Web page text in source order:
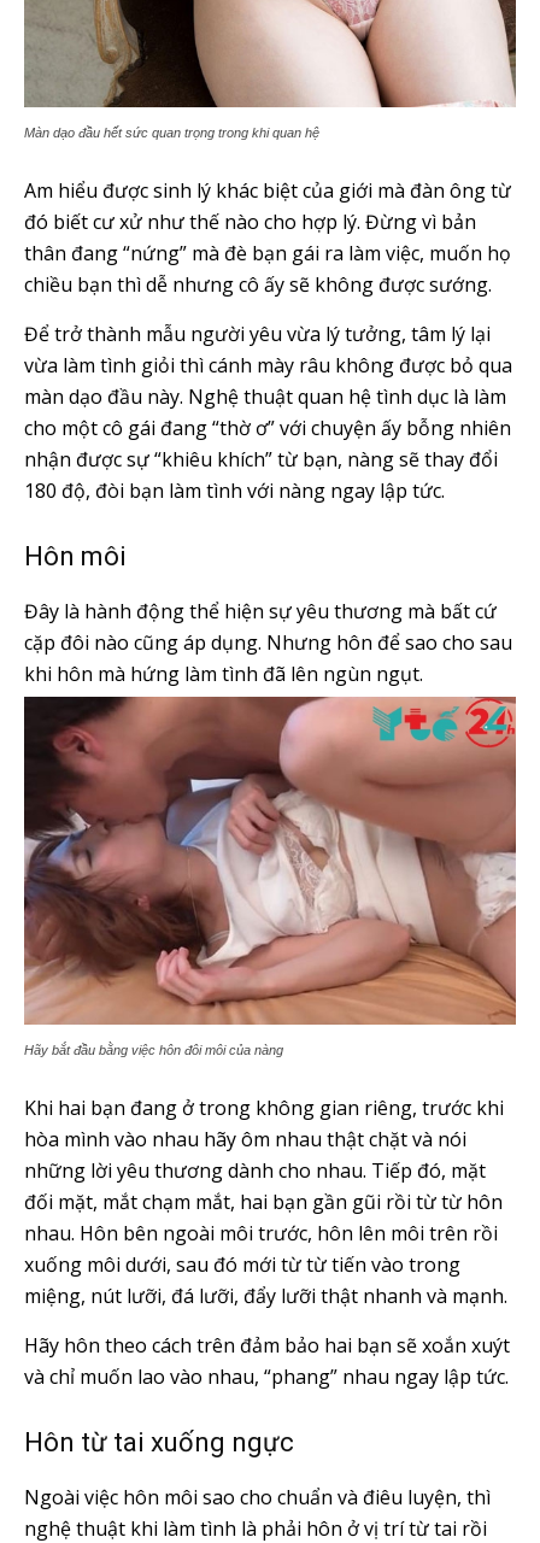
Màn dạo đầu hết sức quan trọng trong khi quan hệ
Am hiểu được sinh lý khác biệt của giới mà đàn ông từ
đó biết cư xử như thế nào cho hợp lý. Đừng vì bản
thân đang “nứng” mà đè bạn gái ra làm việc, muốn họ
chiều bạn thì dễ nhưng cô ấy sẽ không được sướng.
Để trở thành mẫu người yêu vừa lý tưởng, tâm lý lại
vừa làm tình giỏi thì cánh mày râu không được bỏ qua
màn dạo đầu này. Nghệ thuật quan hệ tình dục là làm
cho một cô gái đang “thờ ơ” với chuyện ấy bỗng nhiên
nhận được sự “khiêu khích” từ bạn, nàng sẽ thay đổi
180 độ, đòi bạn làm tình với nàng ngay lập tức.
Hôn môi
Đây là hành động thể hiện sự yêu thương mà bất cứ
cặp đôi nào cũng áp dụng. Nhưng hôn để sao cho sau
khi hôn mà hứng làm tình đã lên ngùn ngụt.
Hãy bắt đầu bằng việc hôn đôi môi của nàng
Khi hai bạn đang ở trong không gian riêng, trước khi
hòa mình vào nhau hãy ôm nhau thật chặt và nói
những lời yêu thương dành cho nhau. Tiếp đó, mặt
đối mặt, mắt chạm mắt, hai bạn gần gũi rồi từ từ hôn
nhau. Hôn bên ngoài môi trước, hôn lên môi trên rồi
xuống môi dưới, sau đó mới từ từ tiến vào trong
miệng, nút lưỡi, đá lưỡi, đẩy lưỡi thật nhanh và mạnh.
Hãy hôn theo cách trên đảm bảo hai bạn sẽ xoắn xuýt
và chỉ muốn lao vào nhau, “phang” nhau ngay lập tức.
Hôn từ tai xuống ngực
Ngoài việc hôn môi sao cho chuẩn và điêu luyện, thì
nghệ thuật khi làm tình là phải hôn ở vị trí từ tai rồi